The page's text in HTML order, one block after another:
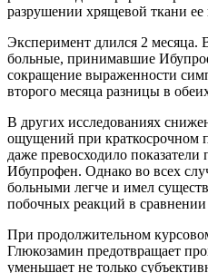
разрушении хрящевой ткани
Эксперимент длился 2 месяца.
больные, принимавшие
сокращение выраженности
второго месяца разницы в
В других исследованиях
ощущений при краткосрочном
даже превосходило
Ибупрофен. Однако во всех
больными легче и имел
побочных реакций в
При продолжительном
Глюкозамин предотвращает
уменьшает не только